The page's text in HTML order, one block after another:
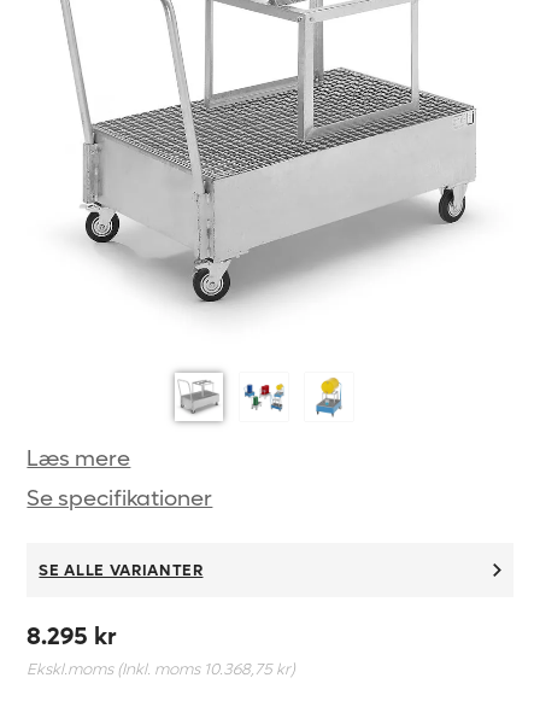
Læs mere
Se specifikationer
SE ALLE VARIANTER
8.295 kr
Ekskl.moms (Inkl. moms 10.368,75 kr)